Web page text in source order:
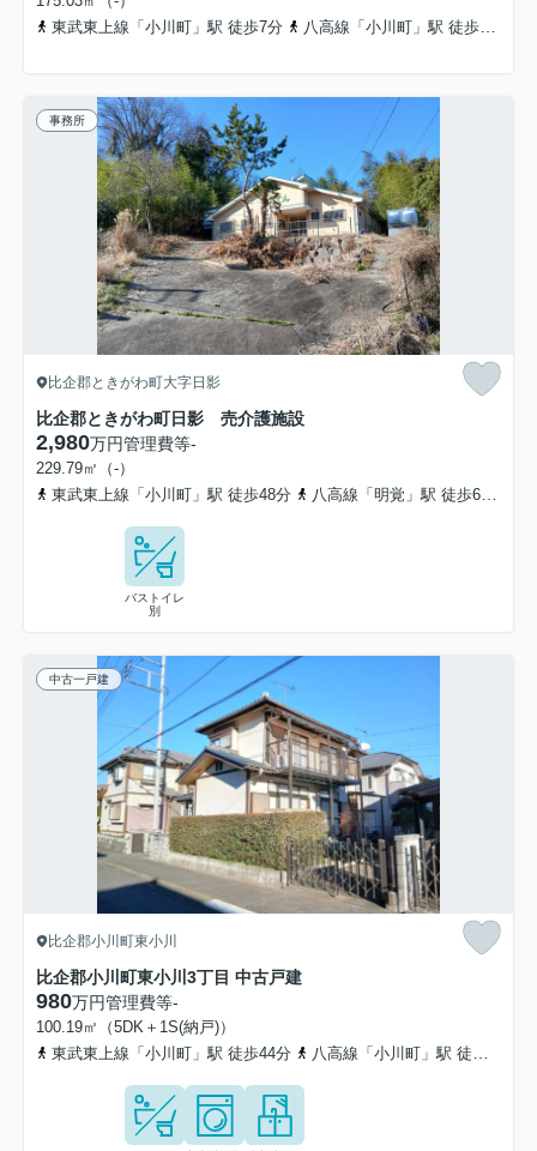
東武東上線「小川町」駅 徒歩7分
八高線「小川町」駅 徒歩7分
事務所
比企郡ときがわ町大字日影
比企郡ときがわ町日影 売介護施設
2,980万円管理費等-
229.79㎡（-）
東武東上線「小川町」駅 徒歩48分
八高線「明覚」駅 徒歩60分
バストイレ
別
中古一戸建
比企郡小川町東小川
比企郡小川町東小川3丁目 中古戸建
980万円管理費等-
100.19㎡（5DK＋1S(納戸)）
東武東上線「小川町」駅 徒歩44分
八高線「小川町」駅 徒歩44分